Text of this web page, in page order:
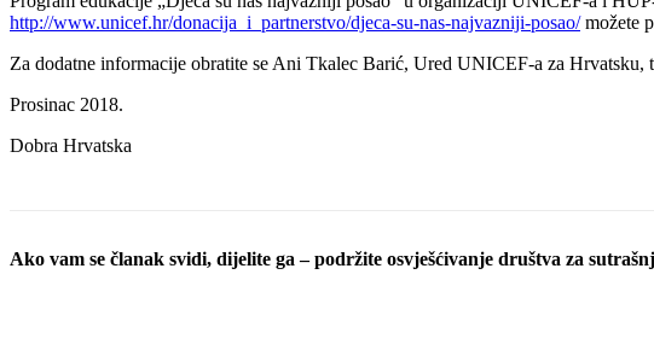
http://www.unicef.hr/donacija_i_partnerstvo/djeca-su-nas-najvazniji-posao/možete
Za dodatne informacije obratite se Ani Tkalec Barić, Ured UNICEF-a za Hrvatsku,
Prosinac 2018.
Dobra Hrvatska
Ako vam se članak svidi, dijelite ga – podržite osvješćivanje društva za